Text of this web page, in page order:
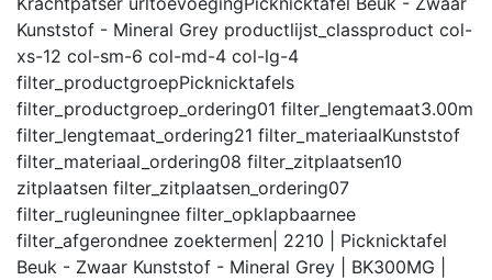
Kunststof - Mineral Grey productlijst_classproduct col-
xs-12 col-sm-6 col-md-4 col-lg-4
filter_productgroepPicknicktafels
filter_productgroep_ordering01 filter_lengtemaat3.00m
filter_lengtemaat_ordering21 filter_materiaalKunststof
filter_materiaal_ordering08 filter_zitplaatsen10
zitplaatsen filter_zitplaatsen_ordering07
filter_rugleuningnee filter_opklapbaarnee
filter_afgerondnee zoektermen | 2210 | Picknicktafel
Beuk - Zwaar Kunststof - Mineral Grey | BK300MG |